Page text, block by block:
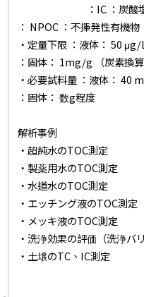
：IC ：炭酸
： NPOC ：不揮発性有機物
・定量下限 ：液体： 50 μg/
：固体： 1mg/g （炭素換算
・必要試料量 ：液体： 40
：固体： 数g程度
解析事例
・超純水のTOC測定
・製薬用水のTOC測定
・水道水のTOC測定
・エッチング液のTOC測定
・メッキ液のTOC測定
・洗浄効果の評価（洗浄バ
・土壌のTC、IC測定